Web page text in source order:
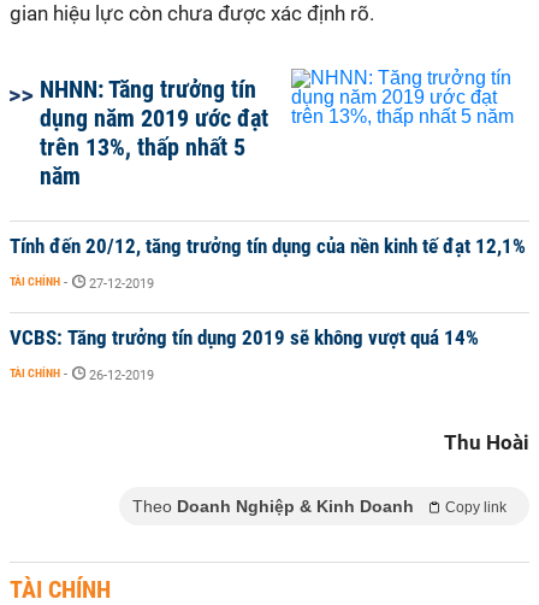
gian hiệu lực còn chưa được xác định rõ.
NHNN: Tăng trưởng tín
dụng năm 2019 ước đạt
trên 13%, thấp nhất 5
năm
Tính đến 20/12, tăng trưởng tín dụng của nền kinh tế đạt 12,1%
TÀI CHÍNH - 27-12-2019
VCBS: Tăng trưởng tín dụng 2019 sẽ không vượt quá 14%
TÀI CHÍNH - 26-12-2019
Thu Hoài
Theo Doanh Nghiệp & Kinh Doanh Copy link
TÀI CHÍNH